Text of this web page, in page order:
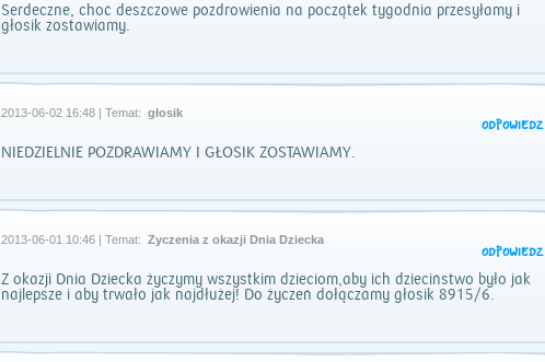
Serdeczne, choć deszczowe pozdrowienia na początek tygodnia przesyłamy i
głosik zostawiamy.
2013-06-02 16:48 | Temat: głosik
ODPOWIEDZ
NIEDZIELNIE POZDRAWIAMY I GŁOSIK ZOSTAWIAMY.
2013-06-01 10:46 | Temat: Życzenia z okazji Dnia Dziecka
ODPOWIEDZ
Z okazji Dnia Dziecka życzymy wszystkim dzieciom,aby ich dzieciństwo było jak
najlepsze i aby trwało jak najdłużej! Do życzeń dołączamy głosik 8915/6.